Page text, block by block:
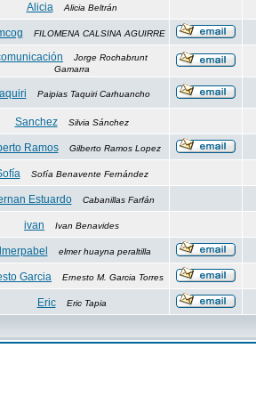
Alicia Alicia Beltrán
FILOMENA CALSINA AGUIRRE
Jorge Rochabrunt
Gamarra
Paipias Taquiri Carhuancho
Sanchez Silvia Sánchez
Ramos Gilberto Ramos Lopez
Sofía Benavente Fernández
Estuardo Cabanillas Farfán
ivan Ivan Benavides
elmer huayna peraltilla
Garcia Ernesto M. Garcia Torres
Eric Eric Tapia